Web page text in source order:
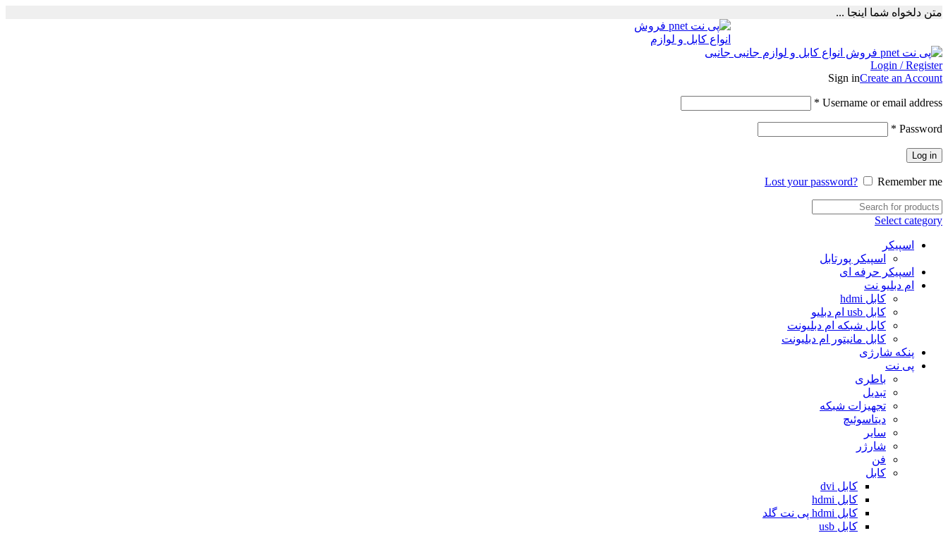
متن دلخواه شما اینجا ...
Login / Register
Sign inCreate an Account
Username or email address
*
Password
*
Log in
Lost your password? Remember me
Select category
اسپیکر
اسپیکر پورتابل
اسپیکر حرفه ای
ام دبلیو نت
کابل hdmi
کابل usb ام دبلیو
کابل شبکه ام دبلیونت
کابل مانیتور ام دبلیونت
پنکه شارژی
پی نت
باطری
تبدیل
تجهیزات شبکه
دیتاسوئیچ
سایر
شارژر
فن
کابل
کابل dvi
کابل hdmi
کابل hdmi پی نت گلد
کابل usb